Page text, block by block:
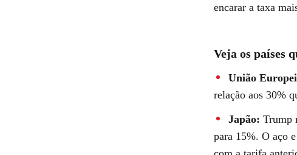
encarar a taxa
Veja os países
União
relação aos 30%
Japão: Trump
para 15%. O aço